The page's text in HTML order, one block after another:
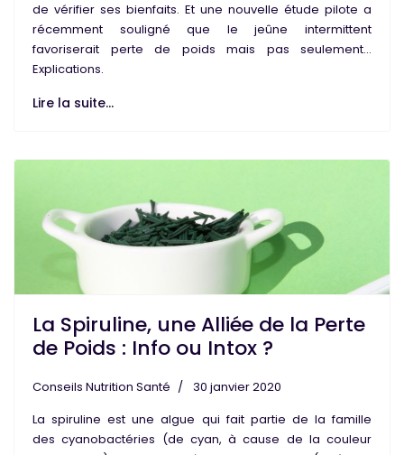
de vérifier ses bienfaits. Et une nouvelle étude pilote a
récemment souligné que le jeûne intermittent
favoriserait perte de poids mais pas seulement…
Explications.
Lire la suite...
La Spiruline, une Alliée de la Perte
de Poids : Info ou Intox ?
Conseils Nutrition Santé
30 janvier 2020
La spiruline est une algue qui fait partie de la famille
descyanobactéries (de cyan, à cause de la couleur